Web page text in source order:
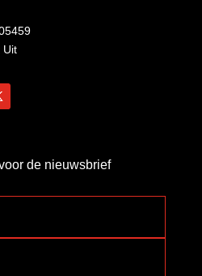
Uit
de nieuwsbrief